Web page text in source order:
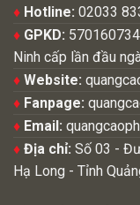
♦ Hotline: 02033
♦ GPKD:
Ninh cấp lần đầu
♦ Website:
♦ Fanpage:
♦ Email:
♦ Địa chỉ: Số 03 -
Hạ Long - Tỉnh